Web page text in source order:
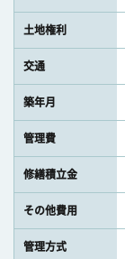
土地権利
交通
築年月
管理費
修繕積立金
その他費用
管理方式